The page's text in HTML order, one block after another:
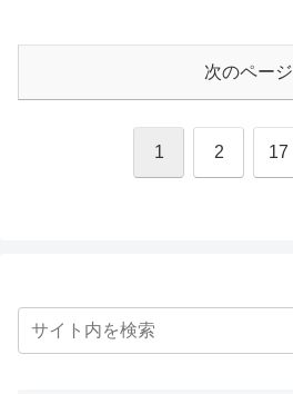
次のページ
1 2 17